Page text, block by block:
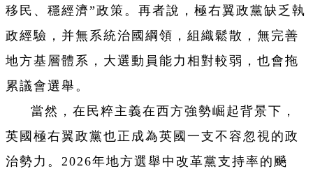
移民、穩經濟”政策。再者說，極右翼政黨缺乏執
政經驗，并無系統治國綱領，組織鬆散，無完善
地方基層體系，大選動員能力相對較弱，也會拖
累議會選舉。
當然，在民粹主義在西方強勢崛起背景下，
英國極右翼政黨也正成為英國一支不容忽視的政
治勢力。2026年地方選舉中改革黨支持率的飈